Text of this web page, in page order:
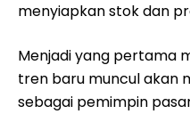
menyiapkan stok dan
Menjadi yang pertama
tren baru muncul akan
sebagai pemimpin